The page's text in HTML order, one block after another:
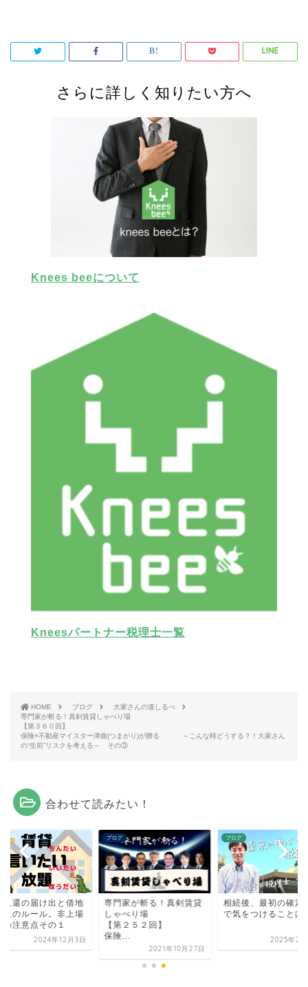
さらに詳しく知りたい方へ
Knees beeについて
Kneesパートナー税理士一覧
HOME ブログ
大家さんの道しるべ
専門家が斬る！真剣賃貸しゃべり場
【第３６０回】
保険×不動産マイスター津曲(つまがり)が贈る ～こんな時どうする？！大家さん
の“生前”リスクを考える～ その③
合わせて読みたい！
返還の届け出と借地
上のルール。非上場
の注意点その１
2024年12月3日
ブログ
専門家が斬る！真剣賃貸
しゃべり場
【第２５２回】
保険...
2021年10月27日
ブログ
相続後、最初の確定
で気をつけることは
2025年2